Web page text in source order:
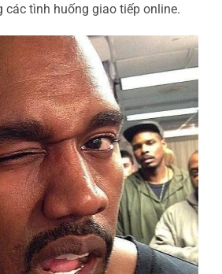
tình huống giao tiếp online.